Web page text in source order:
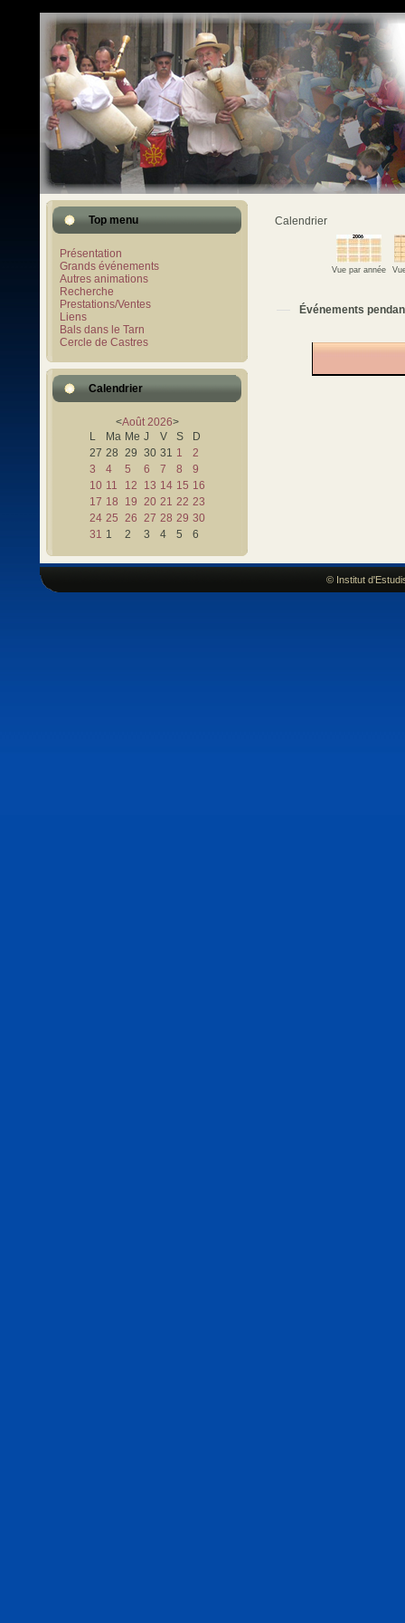
Top menu
Présentation
Grands événements
Autres animations
Recherche
Prestations/Ventes
Liens
Bals dans le Tarn
Cercle de Castres
Calendrier
<Août 2026>
L
Ma Me J V S
D
27 28 29 30 31 1
2
3
4 5 6 7 8
9
10 11 12 13 14 15 16
17 18 19 20 21 22 23
24 25 26 27 28 29 30
31 1 2 3 4 5 6
Calendrier
Vue par année
Événements
© Institut